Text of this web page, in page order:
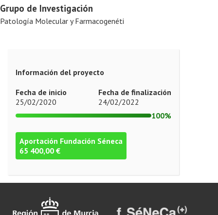
Grupo de Investigación
Patología Molecular y Farmacogenéti
Información del proyecto
Fecha de inicio
25/02/2020
Fecha de finalización
24/02/2022
100%
Aportación Fundación Séneca
65 400,00 €